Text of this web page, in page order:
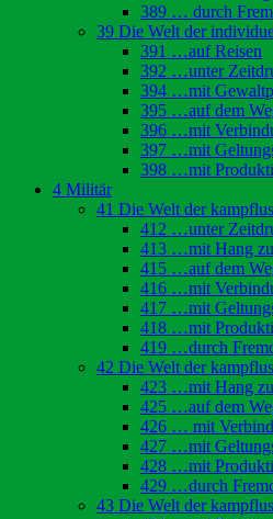
389 … durch
39 Die Welt der
391 …auf Reisen
392 …unter
394 …mit
395 …auf dem
396 …mit
397 …mit
398 …mit
4 Militär
41 Die Welt der
412 …unter
413 …mit Hang
415 …auf dem
416 …mit
417 …mit
418 …mit
419 …durch
42 Die Welt der
423 …mit Hang
425 …auf dem
426 … mit
427 …mit
428 …mit
429 …durch
43 Die Welt der